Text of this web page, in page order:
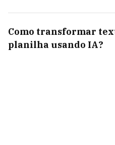
Como transformar
planilha usando IA?